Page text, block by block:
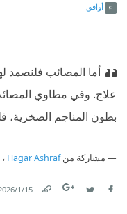
أوافق
أما المصائب فلنصمد
علاج. وفي مطاوي
بطون المناجم الصخرية،
مشاركة منHagar Ashraf
15‏/1‏/2026